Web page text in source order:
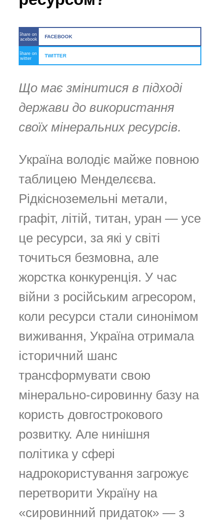
Share on
facebook
FACEBOOK
Share on
twitter
TWITTER
Що має змінитися в підході
держави до використання
своїх мінеральних ресурсів.
Україна володіє майже повною
таблицею Менделєєва.
Рідкісноземельні метали,
графіт, літій, титан, уран — усе
це ресурси, за які у світі
точиться безмовна, але
жорстка конкуренція. У час
війни з російським агресором,
коли ресурси стали синонімом
виживання, Україна отримала
історичний шанс
трансформувати свою
мінерально-сировинну базу на
користь довгострокового
розвитку. Але нинішня
політика у сфері
надрокористування загрожує
перетворити Україну на
«сировинний придаток» — з